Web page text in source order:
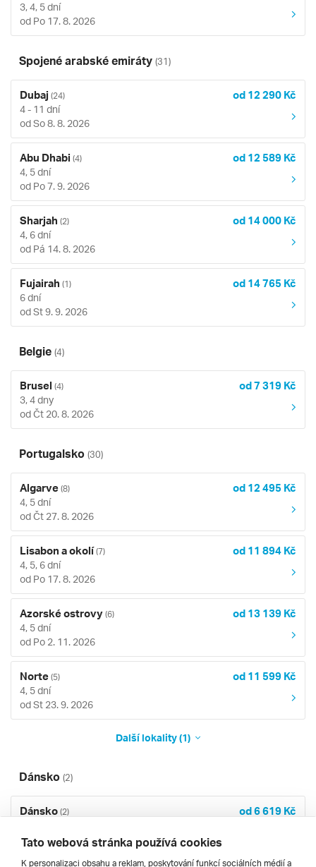
3, 4, 5 dní
od Po 17. 8. 2026
Spojené arabské emiráty (31)
Dubaj (24) od 12 290 Kč
4 - 11 dní
od So 8. 8. 2026
Abu Dhabi (4) od 12 589 Kč
4, 5 dní
od Po 7. 9. 2026
Sharjah (2) od 14 000 Kč
4, 6 dní
od Pá 14. 8. 2026
Fujairah (1) od 14 765 Kč
6 dní
od St 9. 9. 2026
Belgie (4)
Brusel (4) od 7 319 Kč
3, 4 dny
od Čt 20. 8. 2026
Portugalsko (30)
Algarve (8) od 12 495 Kč
4, 5 dní
od Čt 27. 8. 2026
Lisabon a okolí(7) od 11 894 Kč
4, 5, 6 dní
od Po 17. 8. 2026
Azorské ostrovy (6) od 13 139 Kč
4, 5 dní
od Po 2. 11. 2026
Norte (5) od 11 599 Kč
4, 5 dní
od St 23. 9. 2026
Další lokality (1)
Dánsko (2)
Dánsko (2) od 6 619 Kč
od So 22. 8. 2026
Tato webová stránka používá cookies
K personalizaci obsahu a reklam, poskytování funkcí sociálních médií a